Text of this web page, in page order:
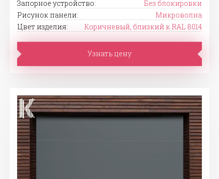
Запорное устройство:
Без блокировки
Рисунок панели:
Микроволна
Цвет изделия:
Коричневый, близкий к RAL 8014
Узнать цену